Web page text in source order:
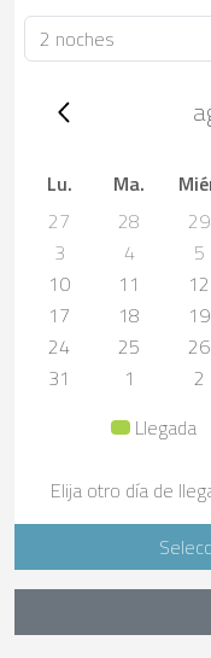
Duración
Trip dates,
Lu. Ma.
27
28 29
3
4 5
10
11 12
17
18 19
24
25 26
31
1 2
Llegada
Elija otro día de